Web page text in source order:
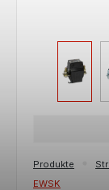
Produkte
EWSK